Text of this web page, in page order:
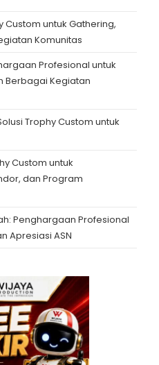
Custom untuk Gathering,
Komunitas
Profesional untuk
Berbagai Kegiatan
Trophy Custom untuk
Custom untuk
dan Program
Penghargaan Profesional
Apresiasi ASN